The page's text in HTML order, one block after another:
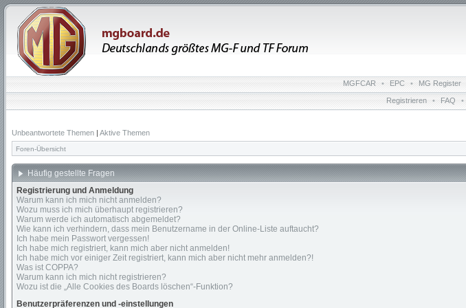
MGFCAR • EPC • MG Register
Registrieren • FAQ •
Unbeantwortete Themen | Aktive Themen
Foren-Übersicht
Häufig gestellte Fragen
Registrierung und Anmeldung
Warum kann ich mich nicht anmelden?
Wozu muss ich mich überhaupt registrieren?
Warum werde ich automatisch abgemeldet?
Wie kann ich verhindern, dass mein Benutzername in der Online-Liste auftaucht?
Ich habe mein Passwort vergessen!
Ich habe mich registriert, kann mich aber nicht anmelden!
Ich habe mich vor einiger Zeit registriert, kann mich aber nicht mehr anmelden?!
Was ist COPPA?
Warum kann ich mich nicht registrieren?
Wozu ist die „Alle Cookies des Boards löschen“-Funktion?
Benutzerpräferenzen und -einstellungen